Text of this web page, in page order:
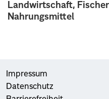
Landwirtschaft,
Nahrungsmittel
Impressum
Datenschutz